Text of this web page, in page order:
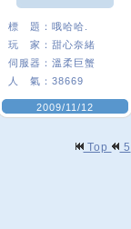
標 題： 哦哈哈.
玩 家： 甜心奈緒
伺服器： 溫柔巨蟹
人 氣： 38669
2009/11/12
Top 5